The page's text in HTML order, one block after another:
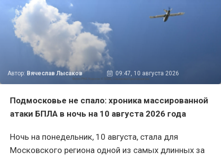
Автор: Вячеслав Лысаков 09:47, 10 августа 2026
Подмосковье не спало: хроника массированной
атаки БПЛА в ночь на 10 августа 2026 года
Ночь на понедельник, 10 августа, стала для
Московского региона одной из самых длинных за